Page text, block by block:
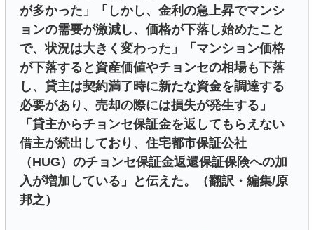
が多かった」「しかし、金利の急上昇でマンシ
ョンの需要が激減し、価格が下落し始めたこと
で、状況は大きく変わった」「マンション価格
が下落すると資産価値やチョンセの相場も下落
し、貸主は契約満了時に新たな資金を調達する
必要があり、売却の際には損失が発生する」
「貸主からチョンセ保証金を返してもらえない
借主が続出しており、住宅都市保証公社
（HUG）のチョンセ保証金返還保証保険への加
入が増加している」と伝えた。（翻訳・編集/原
邦之）